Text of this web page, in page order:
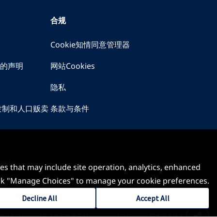
声明
和人口贩卖
等
合规
Cookie知情同意管理器
网站Cookies
隐私
条款与条件
that may include site operation, analytics, enhanced
"Manage Choices" to manage your cookie preferences.
Accept All
Decline All